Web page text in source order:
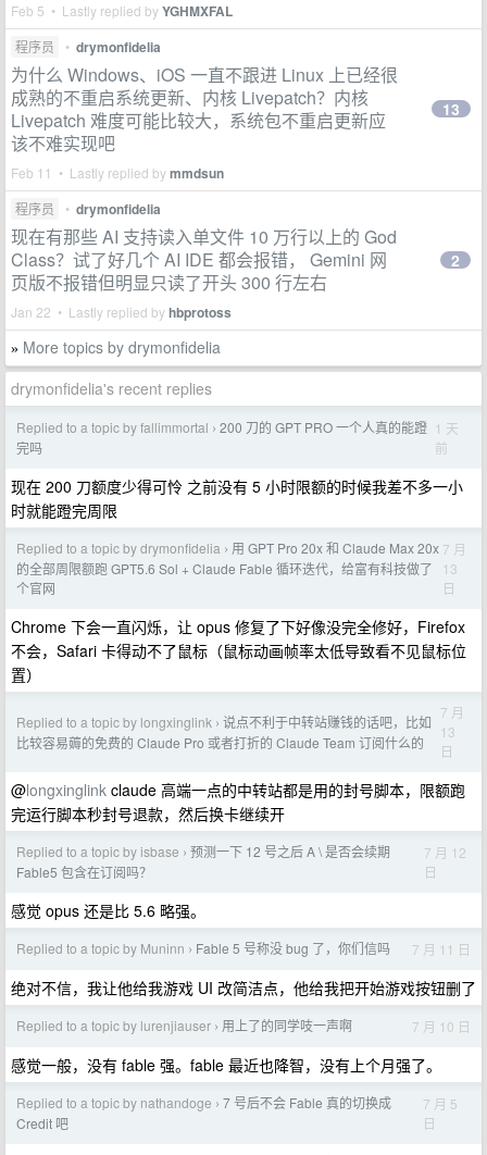
Feb 5 • Lastly replied byYGHMXFAL
程序员 • drymonfidelia
为什么 Windows、iOS 一直不跟进 Linux 上已经很
成熟的不重启系统更新、内核 Livepatch？内核
Livepatch 难度可能比较大，系统包不重启更新应
该不难实现吧
Feb 11 • Lastly replied bymmdsun
13
程序员 • drymonfidelia
现在有那些 AI 支持读入单文件 10 万行以上的 God
Class？试了好几个 AI IDE 都会报错， Gemini 网
页版不报错但明显只读了开头 300 行左右
Jan 22 • Lastly replied byhbprotoss
2
» More topics by drymonfidelia
drymonfidelia's recent replies
Replied to a topic by fallimmortal › 200 刀的 GPT PRO 一个人真的能蹬
完吗
1 天
前
现在 200 刀额度少得可怜 之前没有 5 小时限额的时候我差不多一小
时就能蹬完周限
Replied to a topic by drymonfidelia › 用 GPT Pro 20x 和 Claude Max 20x
的全部周限额跑 GPT5.6 Sol + Claude Fable 循环迭代，给富有科技做了
个官网
7 月
13
日
Chrome 下会一直闪烁，让 opus 修复了下好像没完全修好，Firefox
不会，Safari 卡得动不了鼠标（鼠标动画帧率太低导致看不见鼠标位
置）
Replied to a topic by longxinglink › 说点不利于中转站赚钱的话吧，比如
比较容易薅的免费的 Claude Pro 或者打折的 Claude Team 订阅什么的
7 月
13
日
@longxinglink claude 高端一点的中转站都是用的封号脚本，限额跑
完运行脚本秒封号退款，然后换卡继续开
Replied to a topic by isbase › 预测一下 12 号之后 A \ 是否会续期
Fable5 包含在订阅吗？
7 月 12
日
感觉 opus 还是比 5.6 略强。
Replied to a topic by Muninn › Fable 5 号称没 bug 了，你们信吗 7 月 11 日
绝对不信，我让他给我游戏 UI 改简洁点，他给我把开始游戏按钮删了
Replied to a topic by lurenjiauser › 用上了的同学吱一声啊 7 月 10 日
感觉一般，没有 fable 强。fable 最近也降智，没有上个月强了。
Replied to a topic by nathandoge › 7 号后不会 Fable 真的切换成
Credit 吧
7 月 5
日